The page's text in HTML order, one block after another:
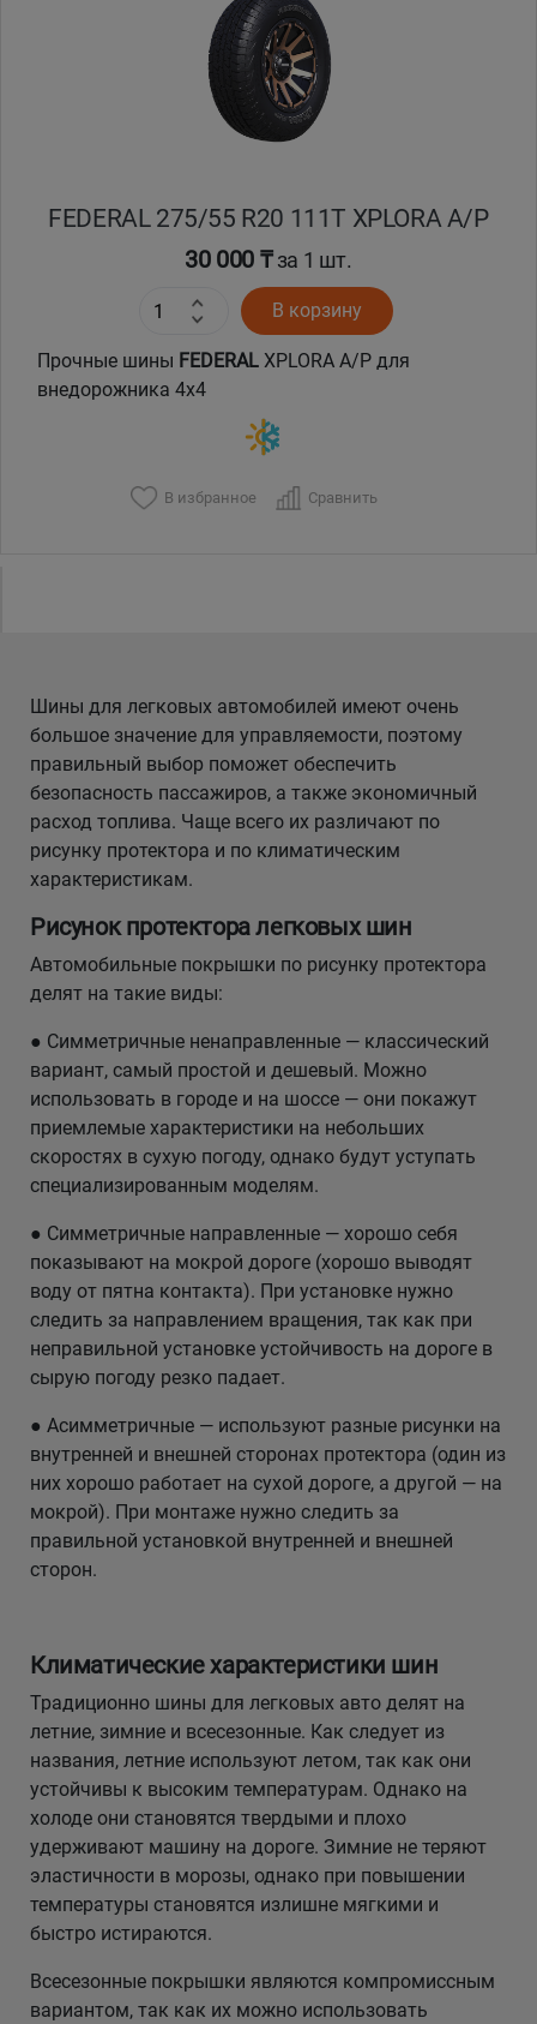
FEDERAL 275/55 R20 111T XPLORA A/P
30 000 ₸за 1 шт.
В корзину
Прочные шины FEDERAL XPLORA A/P для
внедорожника 4x4
В избранное Сравнить
Шины для легковых автомобилей имеют очень
большое значение для управляемости, поэтому
правильный выбор поможет обеспечить
безопасность пассажиров, а также экономичный
расход топлива. Чаще всего их различают по
рисунку протектора и по климатическим
характеристикам.
Рисунок протектора легковых шин
Автомобильные покрышки по рисунку протектора
делят на такие виды:
● Симметричные ненаправленные — классический
вариант, самый простой и дешевый. Можно
использовать в городе и на шоссе — они покажут
приемлемые характеристики на небольших
скоростях в сухую погоду, однако будут уступать
специализированным моделям.
● Симметричные направленные — хорошо себя
показывают на мокрой дороге (хорошо выводят
воду от пятна контакта). При установке нужно
следить за направлением вращения, так как при
неправильной установке устойчивость на дороге в
сырую погоду резко падает.
● Асимметричные — используют разные рисунки на
внутренней и внешней сторонах протектора (один из
них хорошо работает на сухой дороге, а другой — на
мокрой). При монтаже нужно следить за
правильной установкой внутренней и внешней
сторон.
Климатические характеристики шин
Традиционно шины для легковых авто делят на
летние, зимние и всесезонные. Как следует из
названия, летние используют летом, так как они
устойчивы к высоким температурам. Однако на
холоде они становятся твердыми и плохо
удерживают машину на дороге. Зимние не теряют
эластичности в морозы, однако при повышении
температуры становятся излишне мягкими и
быстро истираются.
Всесезонные покрышки являются компромиссным
вариантом, так как их можно использовать
Павлодар
Семей
Шымкент
Экибастуз
Бишкек